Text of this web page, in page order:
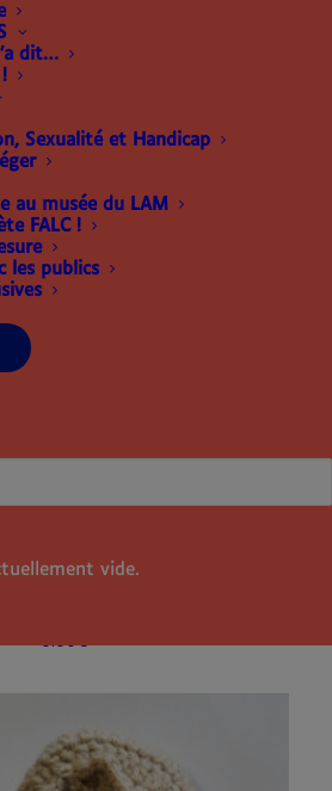
dit…
Sexualité et Handicap
au musée du LAM
FALC !
les publics
vide.
sur 45 résultats
récent
5.00€